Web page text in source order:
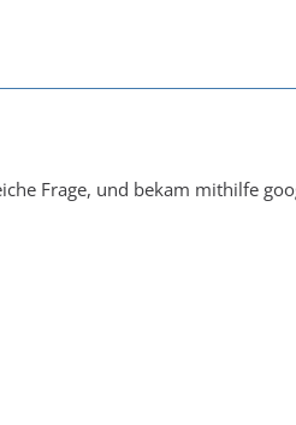
Frage, und bekam mithilfe